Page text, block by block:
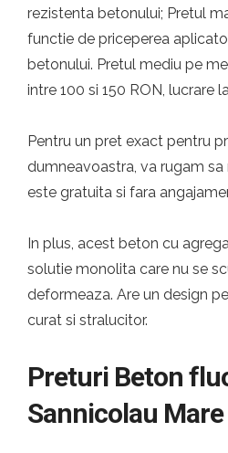
rezistenta betonului; Pretul
functie de priceperea
betonului. Pretul mediu pe
intre 100 si 150 RON, lucrare
Pentru un pret exact pentru
dumneavoastra, va rugam
este gratuita si fara
In plus, acest beton cu
solutie monolita care nu se
deformeaza. Are un design
curat si stralucitor.
Preturi Beton
Sannicolau Mare